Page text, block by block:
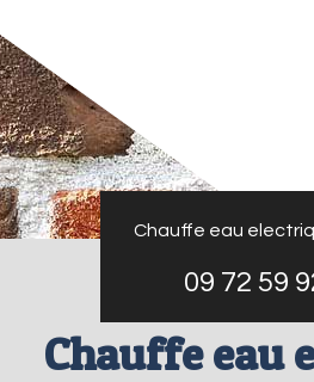
Chauffe eau
09 72 59
Chauffe eau